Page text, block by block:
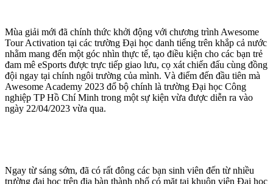
Mùa giải mới đã chính thức khởi động với chương trình Awesome
Tour Activation tại các trường Đại học danh tiếng trên khắp cả nước
nhằm mang đến một góc nhìn thực tế, tạo điều kiện cho các bạn trẻ
đam mê eSports được trực tiếp giao lưu, cọ xát chiến đấu cùng đồng
đội ngay tại chính ngôi trường của mình. Và điểm đến đầu tiên mà
Awesome Academy 2023 đổ bộ chính là trường Đại học Công
nghiệp TP Hồ Chí Minh trong một sự kiện vừa được diễn ra vào
ngày 22/04/2023 vừa qua.
Ngay từ sáng sớm, đã có rất đông các bạn sinh viên đến từ nhiều
trường đại học trên địa bàn thành phố có mặt tại khuôn viên Đại học